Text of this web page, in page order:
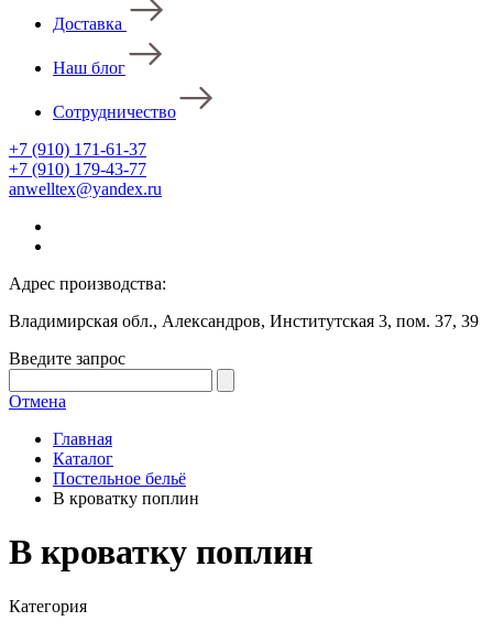
Доставка
Наш блог
Сотрудничество
+7 (910) 171-61-37
+7 (910) 179-43-77
anwelltex@yandex.ru
Адрес производства:
Владимирская обл., Александров, Институтская 3, пом. 37, 39
Введите запрос
Отмена
Главная
Каталог
Постельное бельё
В кроватку поплин
В кроватку поплин
Категория